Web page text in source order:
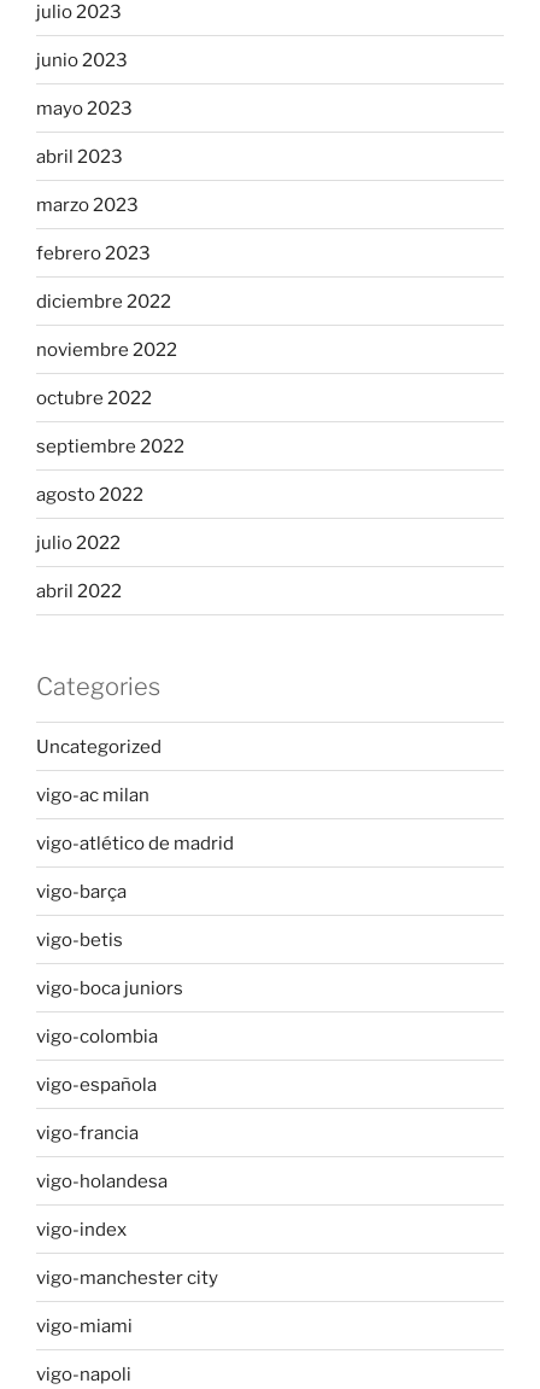
julio 2023
junio 2023
mayo 2023
abril 2023
marzo 2023
febrero 2023
diciembre 2022
noviembre 2022
octubre 2022
septiembre 2022
agosto 2022
julio 2022
abril 2022
Categories
Uncategorized
vigo-ac milan
vigo-atlético de madrid
vigo-barça
vigo-betis
vigo-boca juniors
vigo-colombia
vigo-española
vigo-francia
vigo-holandesa
vigo-index
vigo-manchester city
vigo-miami
vigo-napoli